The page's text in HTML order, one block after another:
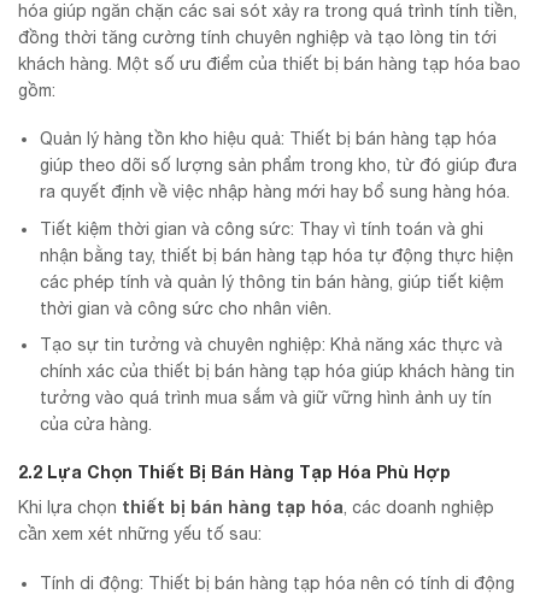
hóa giúp ngăn chặn các sai sót xảy ra trong quá trình tính tiền,
đồng thời tăng cường tính chuyên nghiệp và tạo lòng tin tới
khách hàng. Một số ưu điểm của thiết bị bán hàng tạp hóa bao
gồm:
Quản lý hàng tồn kho hiệu quả: Thiết bị bán hàng tạp hóa
giúp theo dõi số lượng sản phẩm trong kho, từ đó giúp đưa
ra quyết định về việc nhập hàng mới hay bổ sung hàng hóa.
Tiết kiệm thời gian và công sức: Thay vì tính toán và ghi
nhận bằng tay, thiết bị bán hàng tạp hóa tự động thực hiện
các phép tính và quản lý thông tin bán hàng, giúp tiết kiệm
thời gian và công sức cho nhân viên.
Tạo sự tin tưởng và chuyên nghiệp: Khả năng xác thực và
chính xác của thiết bị bán hàng tạp hóa giúp khách hàng tin
tưởng vào quá trình mua sắm và giữ vững hình ảnh uy tín
của cửa hàng.
2.2 Lựa Chọn Thiết Bị Bán Hàng Tạp Hóa Phù Hợp
Khi lựa chọn thiết bị bán hàng tạp hóa, các doanh nghiệp
cần xem xét những yếu tố sau:
Tính di động: Thiết bị bán hàng tạp hóa nên có tính di động